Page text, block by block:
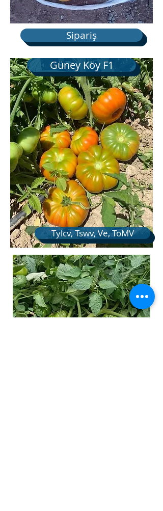
Sipariş
Güney Köy F1
Tylcv, Tswv, Ve, ToMV